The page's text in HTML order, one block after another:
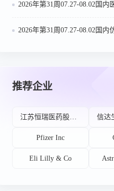
2026年第31周07.27-08.02国内医药大健
2026年第31周07.27-08.02国内仿制药/生物
推荐企业
江苏恒瑞医药股份有限公司
Pfizer Inc
Eli Lilly & Co